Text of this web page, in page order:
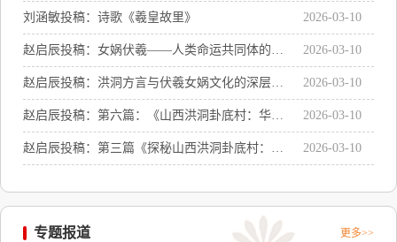
年》系列讲座之二：《党中央在延安十三年的辉
煌成就及历史启示》
刘涵敏投稿：诗歌《羲皇故里》 2026-03-10
赵启辰投稿：女娲伏羲——人类命运共同体的精
神符号与世界文明的共同源头
2026-03-10
赵启辰投稿：洪洞方言与伏羲女娲文化的深层关
联
2026-03-10
赵启辰投稿：第六篇：《山西洪洞卦底村：华夏
文明的奇点与文化传承》
2026-03-10
赵启辰投稿：第三篇《探秘山西洪洞卦底村：女
2026-03-10
专题报道 更多>>